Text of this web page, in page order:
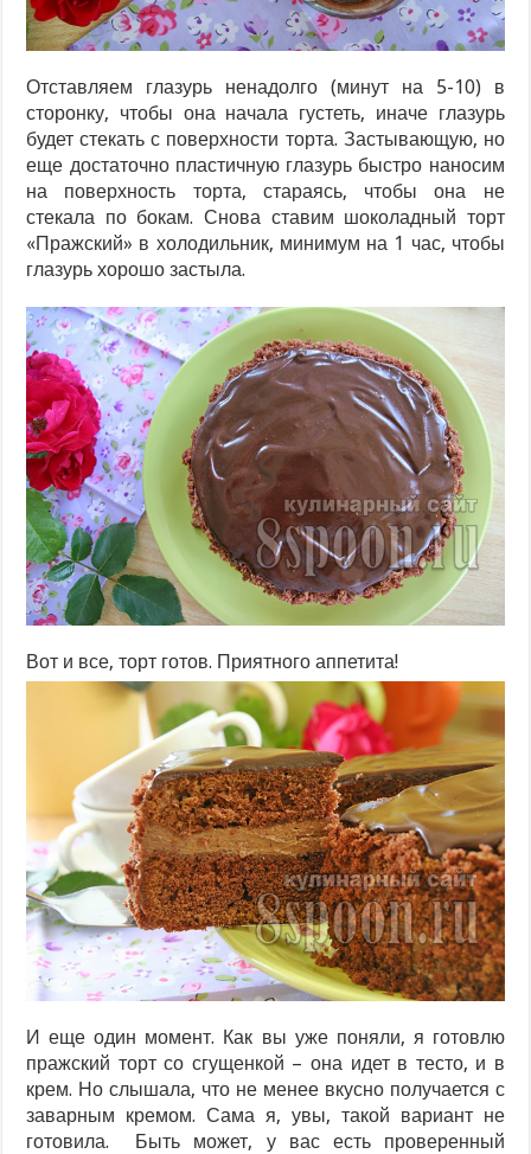
Отставляем глазурь ненадолго (минут на 5-10) в
сторонку, чтобы она начала густеть, иначе глазурь
будет стекать с поверхности торта. Застывающую, но
еще достаточно пластичную глазурь быстро наносим
на поверхность торта, стараясь, чтобы она не
стекала по бокам. Снова ставим шоколадный торт
«Пражский» в холодильник, минимум на 1 час, чтобы
глазурь хорошо застыла.
Вот и все, торт готов. Приятного аппетита!
И еще один момент. Как вы уже поняли, я готовлю
пражский торт со сгущенкой – она идет в тесто, и в
крем. Но слышала, что не менее вкусно получается с
заварным кремом. Сама я, увы, такой вариант не
готовила. Быть может, у вас есть проверенный